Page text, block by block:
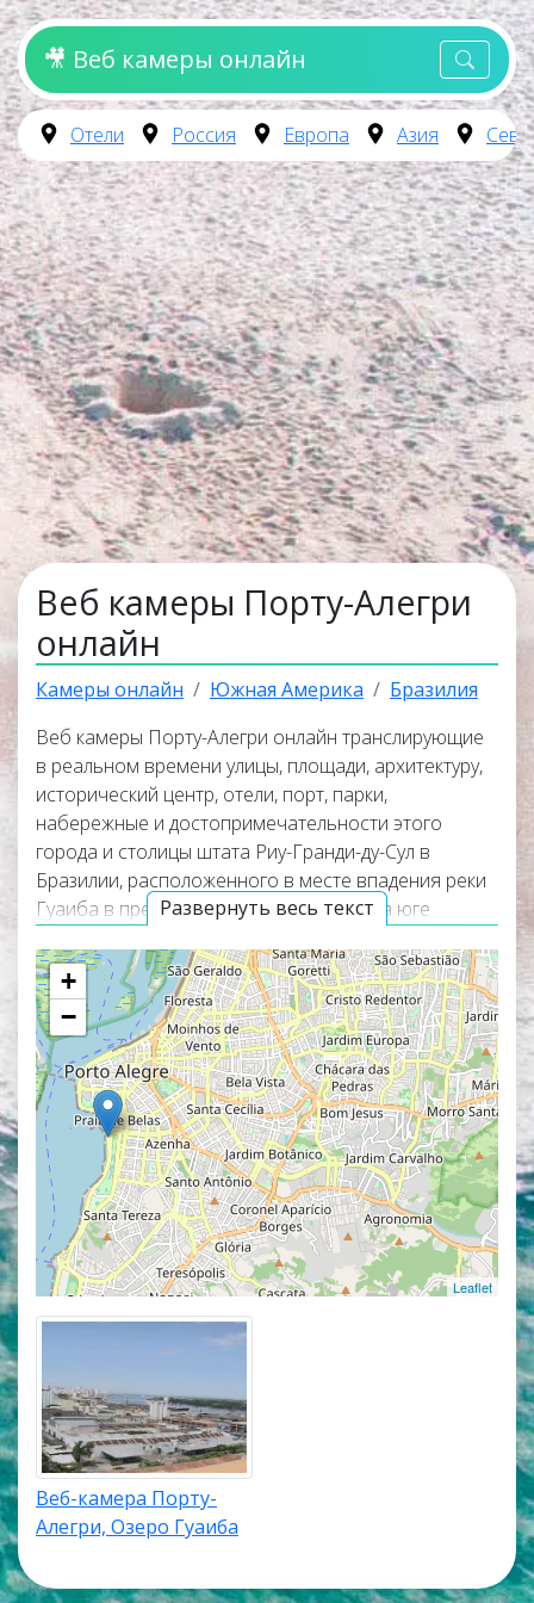
🎥 Веб камеры онлайн
Отели Россия Европа Азия
Веб камеры Порту-Алегри
онлайн
Камеры онлайн Южная Америка Бразилия
Развернуть весь текст
Веб камеры Порту-Алегри онлайн транслирующие
в реальном времени улицы, площади, архитектуру,
исторический центр, отели, порт, парки,
набережные и достопримечательности этого
города и столицы штата Риу-Гранди-ду-Сул в
Бразилии, расположенного в месте впадения реки
Гуаиба в пресноводную лагуну Патус на юге
виды города, окружающую его природу и помогут
узнать актуальную погоду в Порту-Алегри прямо
сейчас. Веб камеры работают в прямом эфире, а
некоторые из них транслируют изображение со
звуком. Популярные онлайн веб камеры
располагаются в верхней части списка трансляций.
Карта веб камер покажет точное местоположение
каждой веб камеры в Порту-Алегри.
+
−
Leaflet
Веб-камера Порту-
Алегри, Озеро Гуаиба